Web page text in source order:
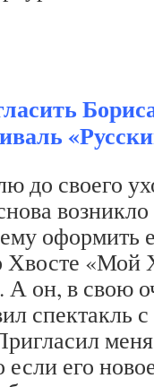
до своего
оформить
«Мой
А он, в свою
спектакль
если его